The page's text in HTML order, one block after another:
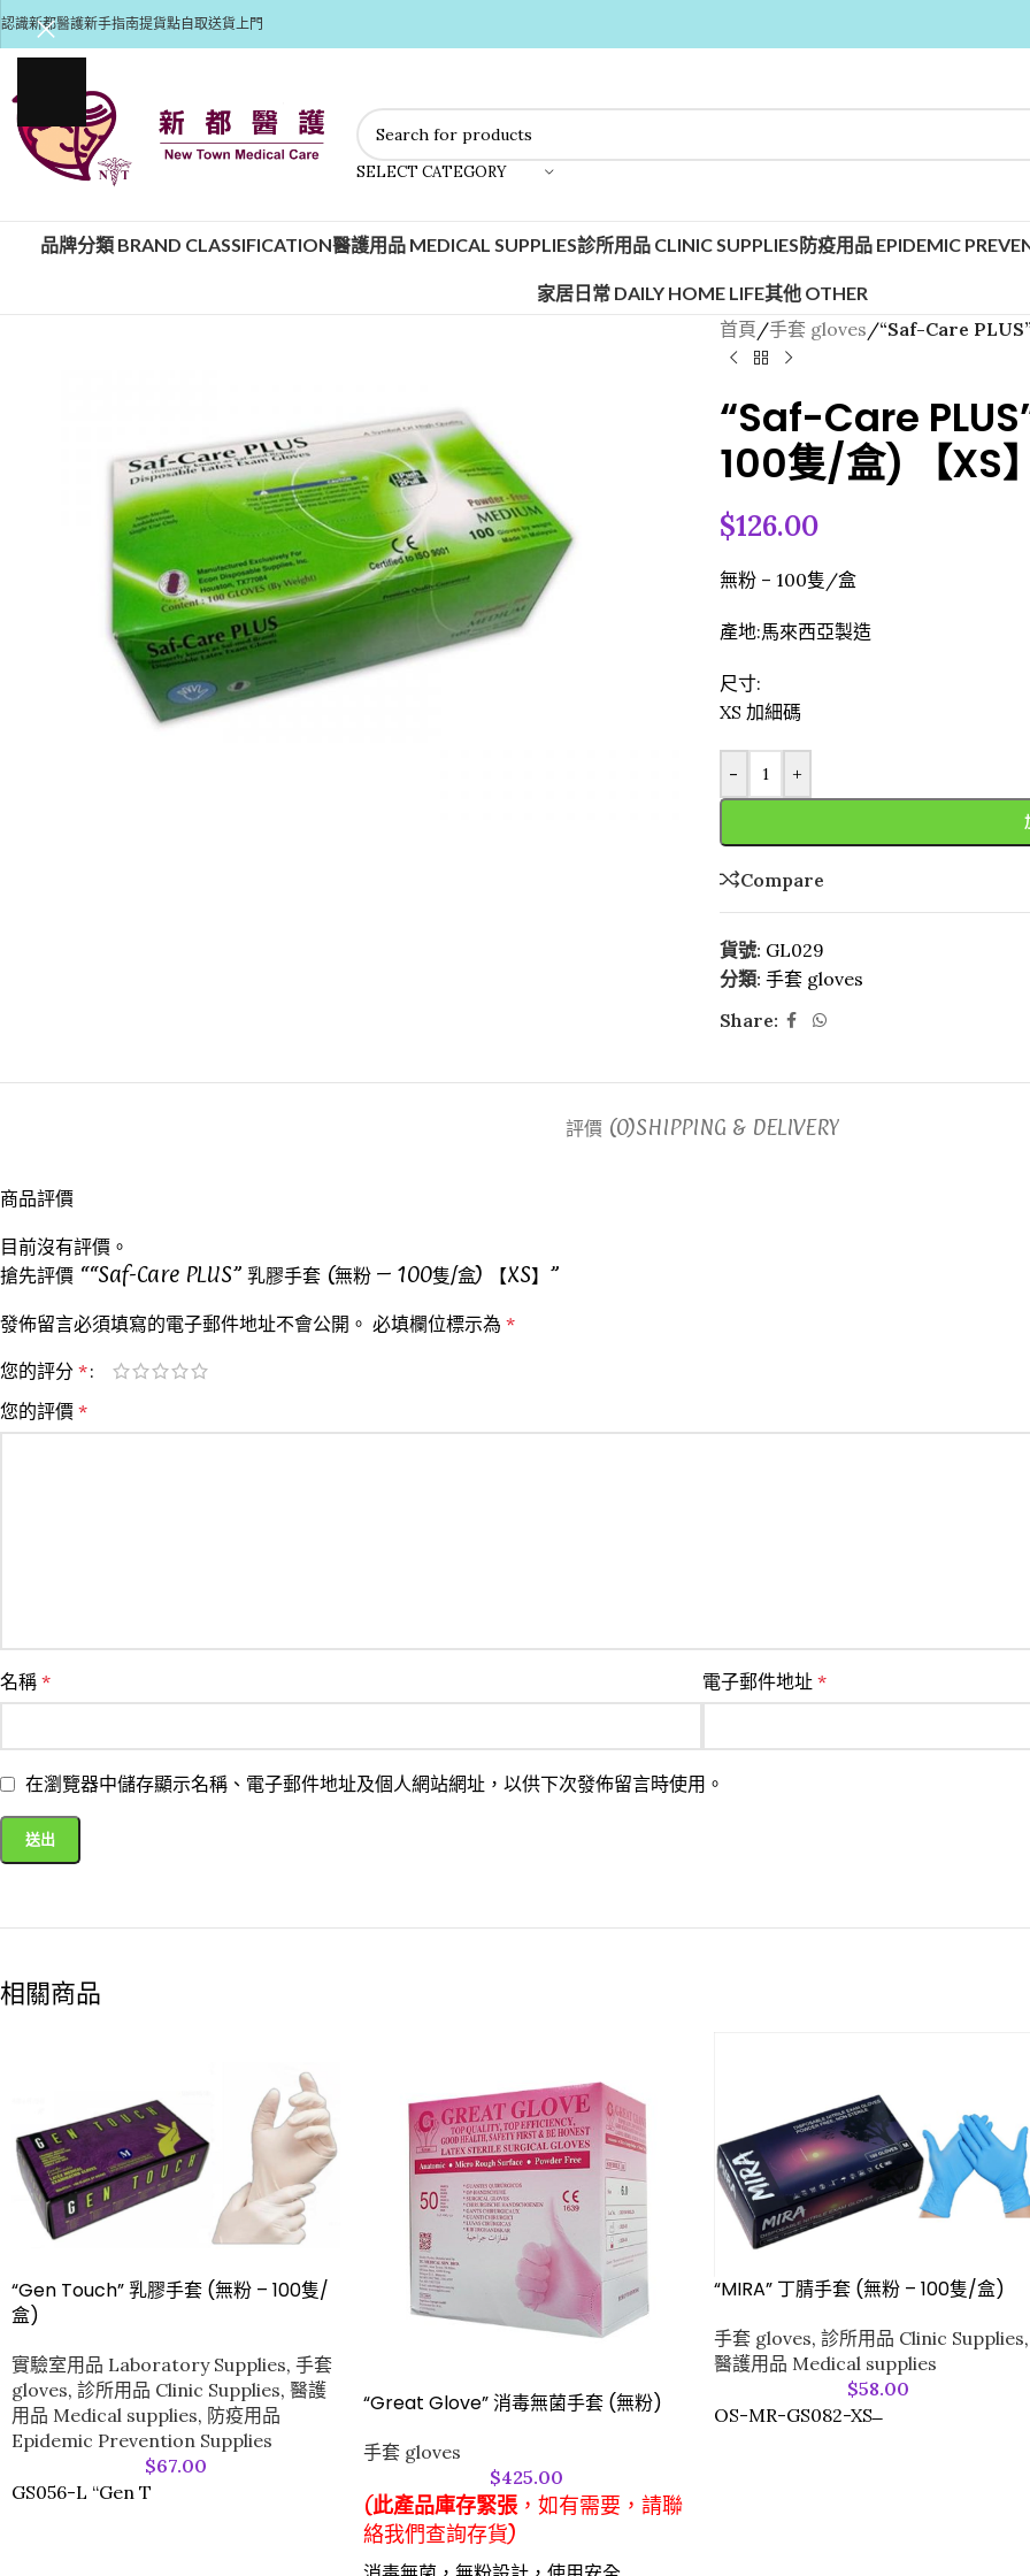
認識新都醫護新手指南提貨點自取送貨上門
SELECT CATEGORY
品牌分類 BRAND CLASSIFICATION醫護用品 MEDICAL SUPPLIES診所用品 CLINIC SUPPLIES防疫用品 EPIDEMIC
家居日常 DAILY HOME LIFE其他 OTHER
首頁/手套 gloves/“Saf-Care
“Saf-Care
100隻/盒) 【XS】
$126.00
無粉 – 100隻/盒
產地:馬來西亞製造
尺寸:
XS 加細碼
- +
Compare
貨號: GL029
分類: 手套 gloves
Share:
評價 (0)SHIPPING & DELIVERY
商品評價
目前沒有評價。
搶先評價 ““Saf-Care PLUS” 乳膠手套 (無粉 – 100隻/盒) 【XS】”
發佈留言必須填寫的電子郵件地址不會公開。 必填欄位標示為 *
您的評分 *
您的評價 *
名稱 * 電子郵件地址 *
在瀏覽器中儲存顯示名稱、電子郵件地址及個人網站網址，以供下次發佈留言時使用。
相關商品
“Gen Touch” 乳膠手套 (無粉 – 100隻/
盒)
實驗室用品 Laboratory Supplies, 手套
gloves, 診所用品 Clinic Supplies, 醫護
用品 Medical supplies, 防疫用品
Epidemic Prevention Supplies
$67.00
GS056-L “Gen T
“Great Glove” 消毒無菌手套 (無粉)
手套 gloves
$425.00
(此產品庫存緊張， 如有需要，請聯
絡我們查詢存貨)
“MIRA” 丁腈手套 (無粉 – 100隻/盒)
手套 gloves, 診所用品 Clinic Supplies,
醫護用品 Medical supplies
$58.00
OS-MR-GS082-XS ̶